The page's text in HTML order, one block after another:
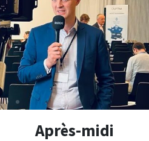
Après-midi